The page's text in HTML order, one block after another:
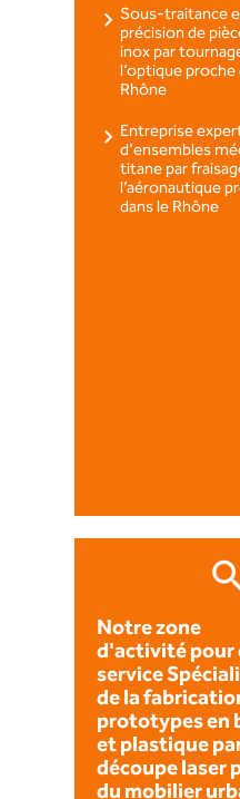
Sous-traitance
précision de
inox par
l’optique
Rhône
Entreprise
d'ensembles
titane par
l’aéronautique
dans le Rhône
Notre zone
d'activité pour
service
de la
prototypes en
et plastique
découpe laser